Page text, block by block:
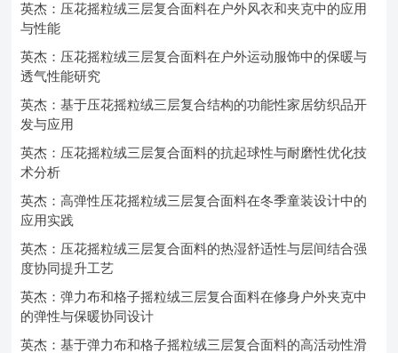
英杰：压花摇粒绒三层复合面料在户外风衣和夹克中的应用
与性能
英杰：压花摇粒绒三层复合面料在户外运动服饰中的保暖与
透气性能研究
英杰：基于压花摇粒绒三层复合结构的功能性家居纺织品开
发与应用
英杰：压花摇粒绒三层复合面料的抗起球性与耐磨性优化技
术分析
英杰：高弹性压花摇粒绒三层复合面料在冬季童装设计中的
应用实践
英杰：压花摇粒绒三层复合面料的热湿舒适性与层间结合强
度协同提升工艺
英杰：弹力布和格子摇粒绒三层复合面料在修身户外夹克中
的弹性与保暖协同设计
英杰：基于弹力布和格子摇粒绒三层复合面料的高活动性滑